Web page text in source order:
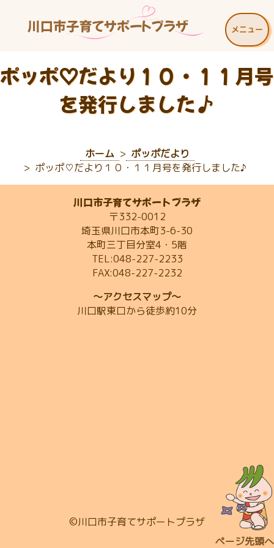
ポッポ♡だより１０・１１月号
を発行しました♪
ホーム
ポッポだより
ポッポ♡だより１０・１１月号を発行しました♪
メニュー
川口市子育てサポートプラザ
〒332-0012
埼玉県川口市本町3-6-30
本町三丁目分室4・5階
TEL:048-227-2233
FAX:048-227-2232
～アクセスマップ～
川口駅東口から徒歩約10分
©川口市子育てサポートプラザ
ページ先頭へ